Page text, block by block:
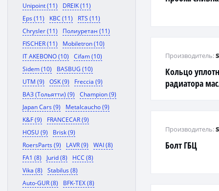
Unipoint (11)
DREIK (11)
Eps (11)
KBC (11)
RTS (11)
Chrysler (11)
Полиуретан (11)
FISCHER (11)
Mobiletron (10)
IT AKEBONO (10)
Cifam (10)
Sidem (10)
BASBUG (10)
UTM (9)
OSK (9)
Freccia (9)
ВАЗ (Тольятти) (9)
Champion (9)
Japan Cars (9)
Metalcaucho (9)
K&F (9)
FRANCECAR (9)
HOSU (9)
Brisk (9)
RoersParts (9)
LAVR (9)
WAI (8)
FA1 (8)
Jurid (8)
HCC (8)
Vika (8)
Stabilus (8)
Auto-GUR (8)
BFK-TEX (8)
Кольцо
радиатора
Производитель:
Болт ГБЦ
Производитель: